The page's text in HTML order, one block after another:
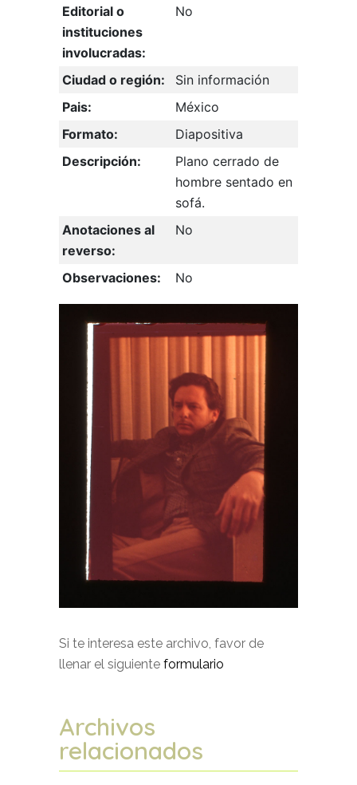
Editorial o
instituciones
involucradas:
No
Ciudad o región:
Sin información
Pais:
México
Formato:
Diapositiva
Descripción:
Plano cerrado de
hombre sentado en
sofá.
Anotaciones al
reverso:
No
Observaciones: No
Si te interesa este archivo, favor de
llenar el siguiente formulario
Archivos
relacionados